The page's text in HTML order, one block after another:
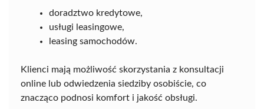
doradztwo kredytowe,
usługi leasingowe,
leasing samochodów.
Klienci mają możliwość skorzystania z konsultacji
online lub odwiedzenia siedziby osobiście, co
znacząco podnosi komfort i jakość obsługi.